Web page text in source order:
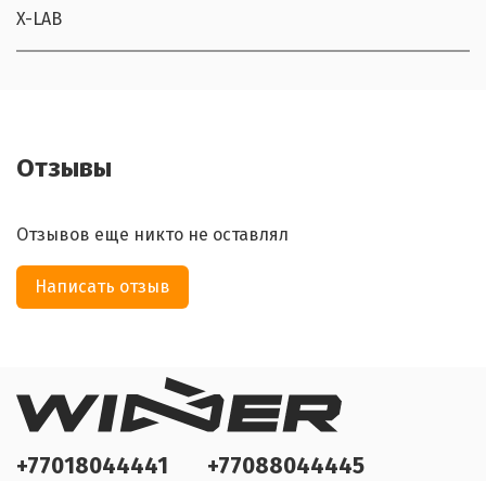
X-LAB
Отзывы
Отзывов еще никто не оставлял
Написать отзыв
+77018044441 +77088044445